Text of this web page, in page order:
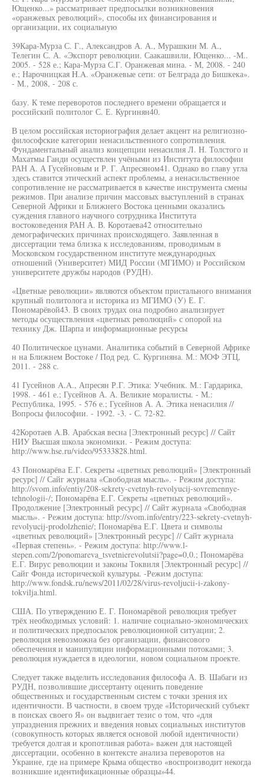
Ющенко...» рассматривает предпосылки возникновения
«оранжевых революций», способы их финансирования и
организации, их социальную
39Кара-Мурза С. Г., Александров А. А., Мурашкин М. А.,
Телегин С. А. «Экспорт революции. Саакашвили, Ющенко... -М..
2005. - 528 е.; Кара-Мурза С.Г. Оранжевая мина. - М, 2008. - 240
е.; Нарочницкая H.A. «Оранжевые сети: от Белграда до Бишкека».
- М., 2008, - 208 с.
базу. К теме переворотов последнего времени обращается и
российский политолог С. Е. Кургинян40.
В целом российская историография делает акцент на религиозно-
философские категории ненасильственного сопротивления.
Фундаментальный анализ концепции ненасилия Л. Н. Толстого и
Махатмы Ганди осуществлен учёными из Института философии
РАН А. А Гусейновым и Р. Г. Апресяном41. Однако во главу угла
здесь ставится этический аспект проблемы, а ненасильственное
сопротивление не рассматривается в качестве инструмента смены
режимов. При анализе причин массовых выступлений в странах
Северной Африки и Ближнего Востока ценными оказались
суждения главного научного сотрудника Института
востоковедения РАН А. В. Коротаева42 относительно
демографических причинах происходящего. Заявленная в
диссертации тема близка к исследованиям, проводимым в
Московском государственном институте международных
отношений (Университет) МИД России (МГИМО) и Российском
университете дружбы народов (РУДН).
«Цветные революции» являются объектом пристального внимания
крупный политолога и историка из МГИМО (У) Е. Г.
Пономарёвой43. В своих трудах она подробно анализирует
методы осуществления «цветных революций» с опорой на
технику Дж. Шарпа и информационные ресурсы
40 Политическое цунами. Аналитика событий в Северной Африке
н на Ближнем Востоке / Под ред. С. Кургиняна. М.: МОФ ЭТЦ,
2011. - 288 с.
41 Гусейнов A.A., Апресян Р.Г. Этика: Учебник. М.: Гардарика,
1998. - 461 е.; Гусейнов А. А. Великие моралисты. - М.:
Республика, 1995. - 576 е.; Гусейнов А. А. Этика ненасилия //
Вопросы философии. - 1992. -3. - С. 72-82.
42Коротаев A.B. Арабская весна [Электронный ресурс] // Сайт
НИУ Высшая школа экономики. - Режим доступа:
http://www.hse.ru/video/95333828.html.
43 Пономарёва Е.Г. Секреты «цветных революций» [Электронный
ресурс] // Сайг журнала «Свободная мысль». - Режим доступа:
http://svom.info/entiy/208-sekrety-cvetnyh-revolyucij-sovremennye-
tehnologii-/; Пономарёва Е.Г. Секреты «цветных революций».
Продолжение [Электронный ресурс] // Сайт журнала «Свободная
мысль». - Режим доступа: http://svom.info/entry/223-sekrety-cvetnyh-
revolyucij-prodolzhenie/; Пономарёва Е.Г. Цвета и символы
«цветных революций» [Электронный ресурс] // Сайт журнала
«Первая степень». - Режим доступа: http://www.l-
stepen.com/2/ponomareva_tsvetnierevolutsii?page=0,0.; Пономарёва
Е.Г. Вирус революции и законы Токвиля [Электронный ресурс] //
Сайг Фонда исторической культуры. -Режим доступа:
http://www.fondsk.ru/news/2011/02/28/virus-revoljucii-i-zakony-
tokvilja.html.
США. По утверждению Е. Г. Пономарёвой революция требует
трёх необходимых условий: 1. наличие социально-экономических
и политических предпосылок революционной ситуации; 2.
революция невозможна без организации, финансового
обеспечения и манипуляции информационными потоками; 3.
революция нуждается в идеологии, новом социальном проекте.
Следует также выделить исследования философа А. В. Шабаги из
РУДН, позволившие диссертанту оценить поведение
общественных и государственным систем с точки зрения их
идентичности. В частности, в своем труде «Исторический субъект
в поисках своего Я» он выдвигает тезис о том, что «для
упразднения прежних и введения новых социальных институтов
(совокупность которых является основой любой идентичности)
требуется долгая и кропотливая работа» важен для настоящей
диссертации, особенно в контексте анализа переворотов на
Украине, где на примере Крыма общество «воспроизводит некогда
возникшие идентификационные образцы»44.